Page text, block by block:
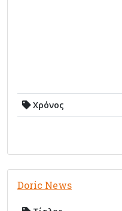
Χρόνος
Doric News